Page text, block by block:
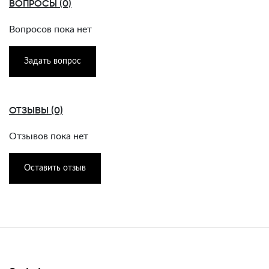
ВОПРОСЫ (0)
Вопросов пока нет
Задать вопрос
ОТЗЫВЫ (0)
Отзывов пока нет
Оставить отзыв